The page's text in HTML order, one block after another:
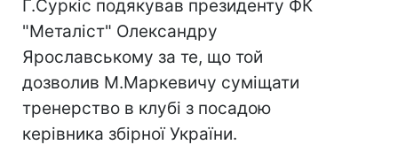
Г.Суркіс подякував президенту ФК
"Металіст" Олександру
Ярославському за те, що той
дозволив М.Маркевичу суміщати
тренерство в клубі з посадою
керівника збірної України.